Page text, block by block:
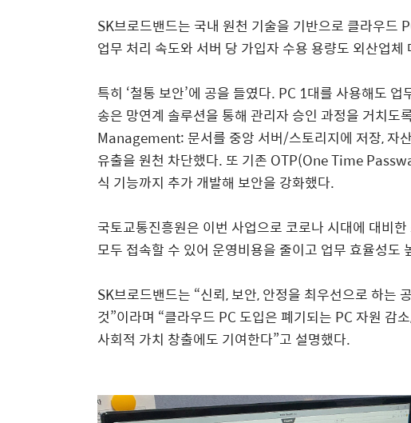
SK브로드밴드는 국내 원천 기술을 기반으로 클라우드
업무 처리 속도와 서버 당 가입자 수용 용량도 외산업체
특히 ‘철통 보안’에 공을 들였다. PC 1대를 사용해도 업
송은 망연계 솔루션을 통해 관리자 승인 과정을 거치도
Management:문서를 중앙 서버/스토리지에 저장,자
유출을 원천 차단했다. 또 기존 OTP(One Time
식 기능까지 추가 개발해 보안을 강화했다.
국토교통진흥원은 이번 사업으로 코로나 시대에 대비
모두 접속할 수 있어 운영비용을 줄이고 업무 효율성도
SK브로드밴드는 “신뢰,보안,안정을 최우선으로 하는
것”이라며 “클라우드 PC도입은 폐기되는 PC 자원 감소
사회적 가치 창출에도 기여한다”고 설명했다.